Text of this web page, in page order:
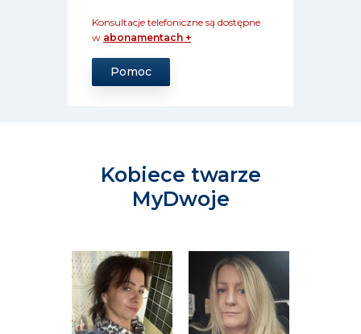
Konsultacje telefoniczne są dostępne
w abonamentach +
Pomoc
Kobiece twarze
MyDwoje